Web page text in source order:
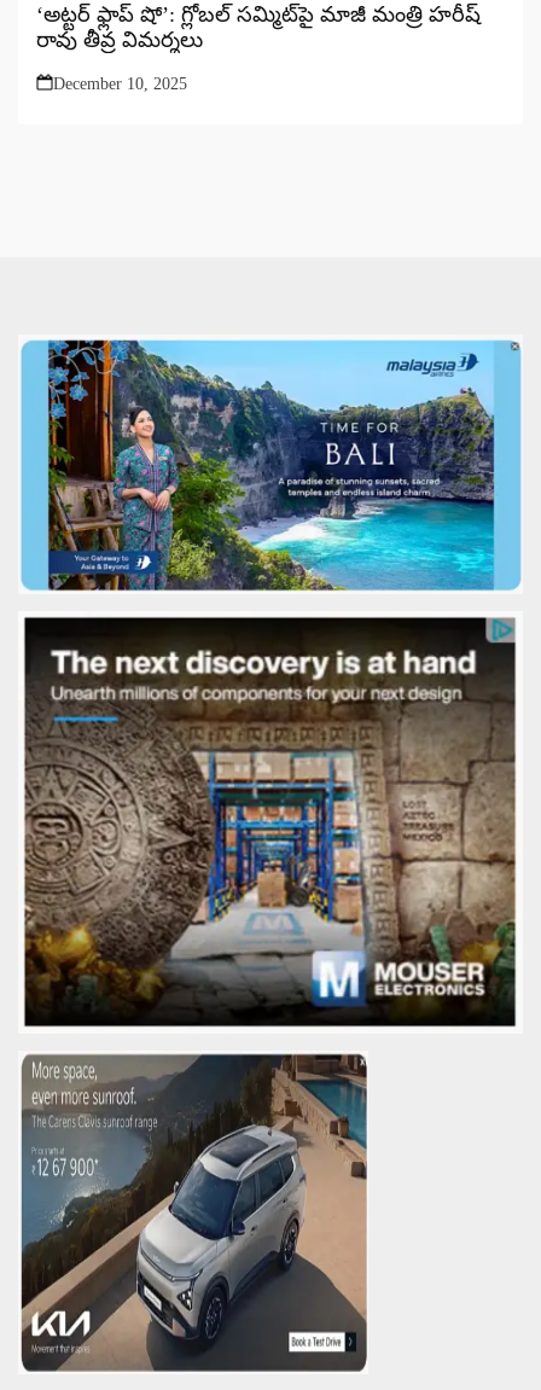
‘అట్టర్ ఫ్లాప్ షో’: గ్లోబల్ సమ్మిట్‌పై మాజీ మంత్రి హరీష్
రావు తీవ్ర విమర్శలు
December 10, 2025